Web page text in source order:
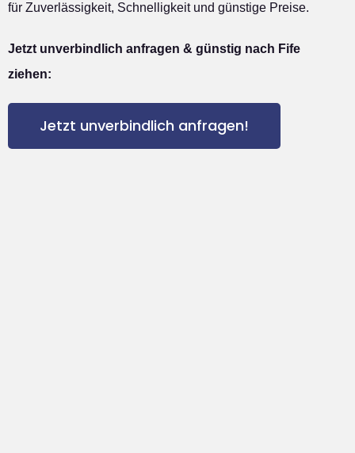
für Zuverlässigkeit, Schnelligkeit und günstige Preise.
Jetzt unverbindlich anfragen & günstig nach Fife
ziehen:
Jetzt unverbindlich anfragen!